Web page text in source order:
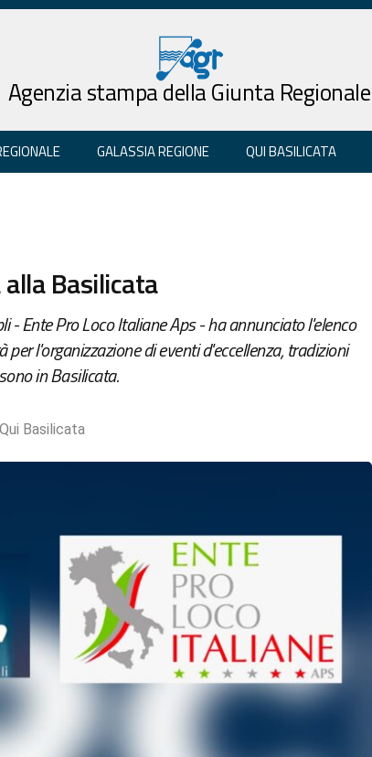
Agenzia stampa della Giunta Regionale
GALASSIA REGIONE QUI BASILICATA
Basilicata
- Ente Pro Loco Italiane Aps - ha annunciato l'elenco
l'organizzazione di eventi d'eccellenza, tradizioni
in Basilicata.
Qui Basilicata